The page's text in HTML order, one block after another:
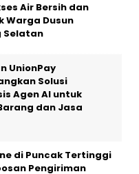
Air Bersih dan
Warga Dusun
Selatan
UnionPay
Solusi
Agen AI untuk
dan Jasa
di Puncak Tertinggi
Pengiriman